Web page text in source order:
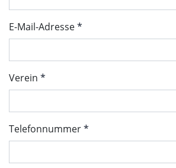
E-Mail-Adresse
Verein
Telefonnummer